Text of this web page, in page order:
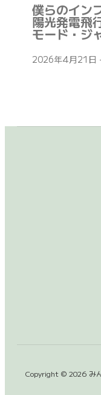
僕らのイン
陽光発電飛
モード・ジ
2026年4月21日
Copyright © 2026 み